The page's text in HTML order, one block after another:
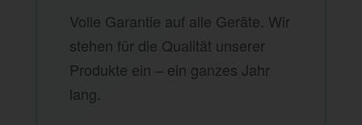
Volle Garantie auf alle Geräte. Wir
stehen für die Qualität unserer
Produkte ein – ein ganzes Jahr
lang.